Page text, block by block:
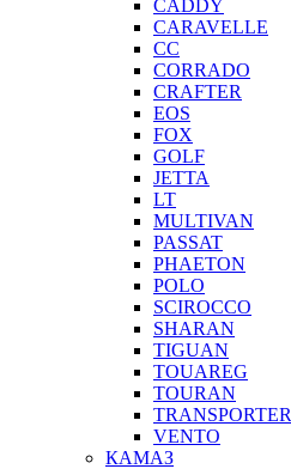
CADDY
CARAVELLE
CC
CORRADO
CRAFTER
EOS
FOX
GOLF
JETTA
LT
MULTIVAN
PASSAT
PHAETON
POLO
SCIROCCO
SHARAN
TIGUAN
TOUAREG
TOURAN
TRANSPORTER
VENTO
КАМАЗ